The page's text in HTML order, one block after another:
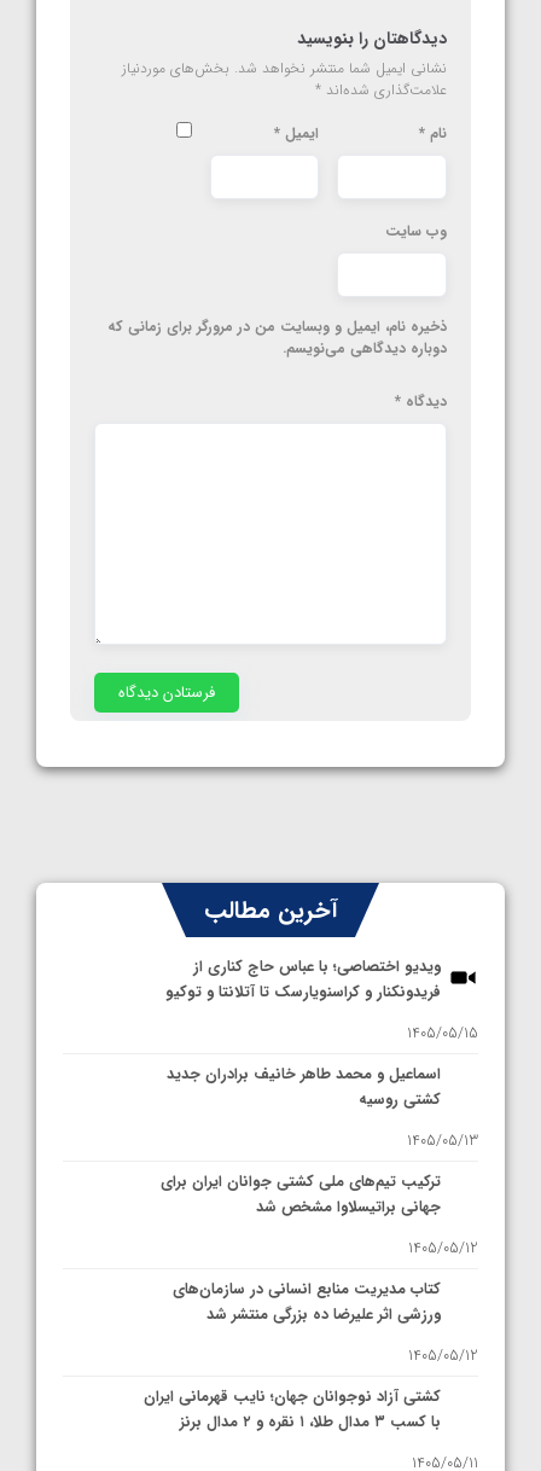
دیدگاهتان را بنویسید
نشانی ایمیل شما منتشر نخواهد شد. بخش‌های موردنیاز
علامت‌گذاری شده‌اند *
نام * ایمیل *
وب‌ سایت
ذخیره نام، ایمیل و وبسایت من در مرورگر برای زمانی که
دوباره دیدگاهی می‌نویسم.
دیدگاه *
آخرین مطالب
ویدیو اختصاصی؛ با عباس حاج کناری از
فریدونکنار و کراسنویارسک تا آتلانتا و توکیو
1405/05/15
اسماعیل و محمد طاهر خانیف برادران جدید
کشتی روسیه
1405/05/13
ترکیب تیم‌های ملی کشتی جوانان ایران برای
جهانی براتیسلاوا مشخص شد
1405/05/12
کتاب مدیریت منابع انسانی در سازمان‌های
ورزشی اثر علیرضا ده بزرگی منتشر شد
1405/05/12
کشتی آزاد نوجوانان جهان؛ نایب قهرمانی ایران
با کسب ۳ مدال طلا، ۱ نقره و ۲ مدال برنز
1405/05/11